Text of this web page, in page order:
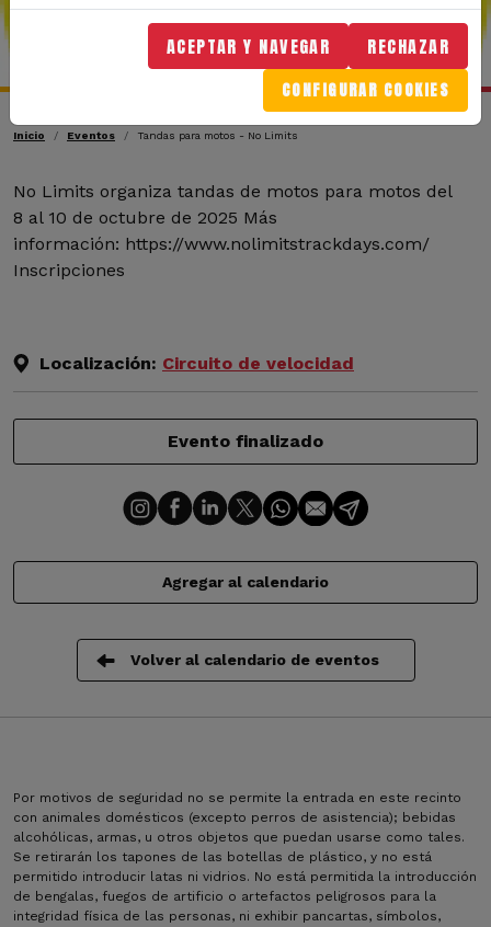
Ruta de navegación
Inicio Eventos Tandas para motos - No Limits
No Limits organiza tandas de motos para motos del
8 al 10 de octubre de 2025 Más
información: https://www.nolimitstrackdays.com/
Inscripciones
Localización: Circuito de velocidad
Evento finalizado
Agregar al calendario
Volver al calendario de eventos
Por motivos de seguridad no se permite la entrada en este recinto
con animales domésticos (excepto perros de asistencia); bebidas
alcohólicas, armas, u otros objetos que puedan usarse como tales.
Se retirarán los tapones de las botellas de plástico, y no está
permitido introducir latas ni vidrios. No está permitida la introducción
de bengalas, fuegos de artificio o artefactos peligrosos para la
integridad física de las personas, ni exhibir pancartas, símbolos,
ACEPTAR Y NAVEGAR RECHAZAR
CONFIGURAR COOKIES